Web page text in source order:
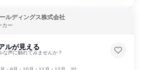
ルディングス株式会社
カー
ルが見える
な声に触れてみませんか？